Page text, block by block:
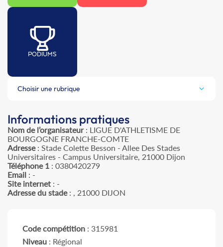
PODIUMS
Choisir une rubrique
Informations pratiques
Nom de l’organisateur: LIGUE D'ATHLETISME DE
BOURGOGNE FRANCHE-COMTE
Adresse: Stade Colette Besson - Allee Des Stades
Universitaires - Campus Universitaire, 21000 Dijon
Téléphone 1 : 0380420279
Email : -
Site internet : -
Adresse du stade: , 21000 DIJON
Code compétition : 315981
Niveau : Régional